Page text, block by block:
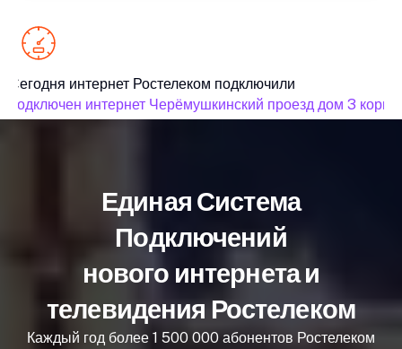
Сегодня интернет Ростелеком подключили
подключен интернет Черёмушкинский проезд дом 3
Единая Система
Подключений
нового интернета и
телевидения Ростелеком
Каждый год более 1 500 000 абонентов Ростелеком